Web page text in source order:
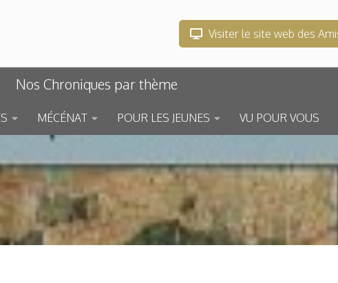
Visiter le site web des
Nos Chroniques par thème
MÉCÉNAT POUR LES JEUNES VU POUR VOUS